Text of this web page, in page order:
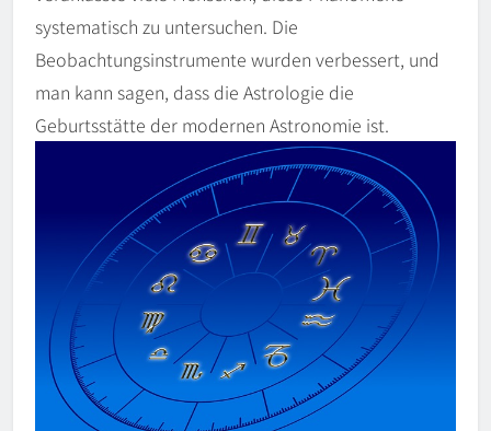
systematisch zu untersuchen. Die
Beobachtungsinstrumente wurden verbessert, und
man kann sagen, dass die Astrologie die
Geburtsstätte der modernen Astronomie ist.